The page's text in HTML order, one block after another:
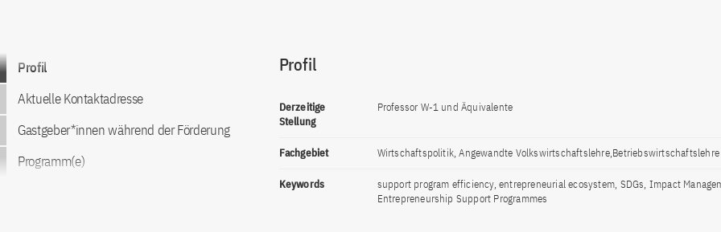
Zum Inhalt springen
Profil
Aktuelle Kontaktadresse
Gastgeber*innen während der Förderung
Programm(e)
Profil
Derzeitige
Stellung
Professor W-1 und Äquivalente
Fachgebiet Wirtschaftspolitik, Angewandte Volkswirtschaftslehre,Betriebswirtschaftslehre
Keywords
support program efficiency, entrepreneurial ecosystem, SDGs, Impact
Entrepreneurship Support Programmes